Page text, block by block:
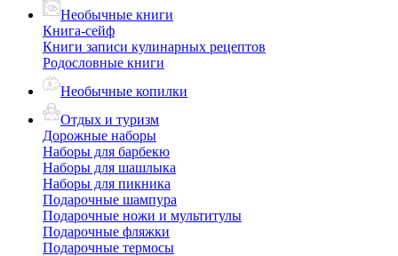
Необычные книги
Книга-сейф
Книги записи кулинарных рецептов
Родословные книги
Необычные копилки
Отдых и туризм
Дорожные наборы
Наборы для барбекю
Наборы для шашлыка
Наборы для пикника
Подарочные шампура
Подарочные ножи и мультитулы
Подарочные фляжки
Подарочные термосы